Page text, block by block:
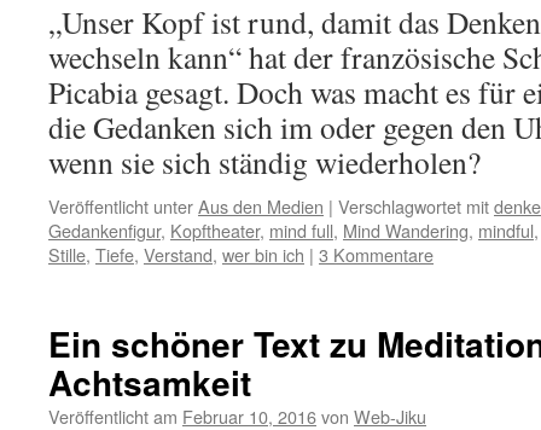
„Unser Kopf ist rund, damit das
wechseln kann“ hat der französische
Picabia gesagt. Doch was macht es für
die Gedanken sich im oder gegen den
wenn sie sich ständig wiederholen?
Veröffentlicht unterAus den Medien | Verschlagwortet mit
Gedankenfigur, Kopftheater, mind full, Mind Wandering, mindful
Stille, Tiefe, Verstand, wer bin ich | 3 Kommentare
Ein schöner Text zu
Achtsamkeit
Veröffentlicht am Februar 10, 2016von Web-Jiku